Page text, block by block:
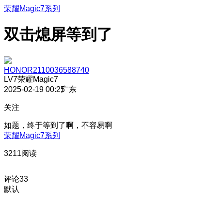
荣耀Magic7系列
双击熄屏等到了
HONOR2110036588740
LV7荣耀Magic7
2025-02-19 00:25广东
关注
如题，终于等到了啊，不容易啊
荣耀Magic7系列
3211阅读
评论33
默认